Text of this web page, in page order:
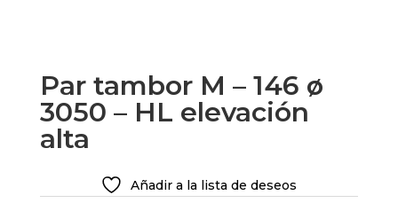
Par tambor M – 146 ø
3050 – HL elevación
alta
Añadir a la lista de deseos